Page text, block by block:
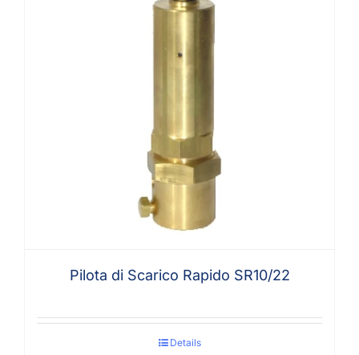
Pilota di Scarico Rapido SR10/22
Details